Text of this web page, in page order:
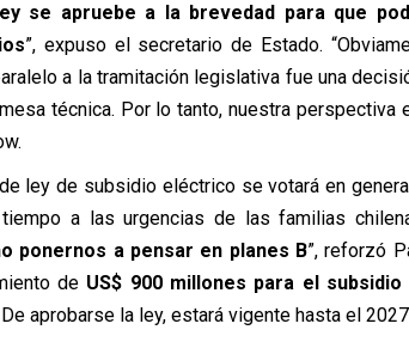
se apruebe a la brevedad para que
”, expuso el secretario de Estado.
a la tramitación legislativa fue una
técnica. Por lo tanto, nuestra perspectiva
ley de subsidio eléctrico se votará en
a las urgencias de las familias
ponernos a pensar en planes B”, reforzó
de US$ 900 millones para el subsidio
aprobarse la ley, estará vigente hasta el